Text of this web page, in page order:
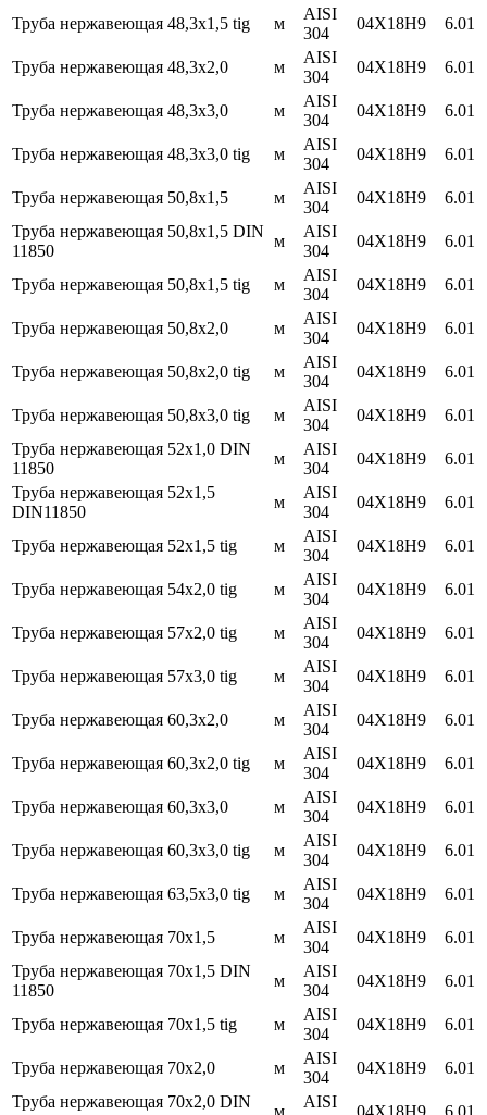
Труба нержавеющая 48,3х1,5 tig м
AISI
304
04Х18Н9 6.01
Труба нержавеющая 48,3х2,0 м
AISI
304
04Х18Н9 6.01
Труба нержавеющая 48,3х3,0 м
AISI
304
04Х18Н9 6.01
Труба нержавеющая 48,3х3,0 tig м
AISI
304
04Х18Н9 6.01
Труба нержавеющая 50,8х1,5 м
AISI
304
04Х18Н9
6.01
Труба нержавеющая 50,8х1,5 DIN
11850
м
AISI
304
04Х18Н9 6.01
Труба нержавеющая 50,8х1,5 tig м
AISI
304
04Х18Н9 6.01
Труба нержавеющая 50,8х2,0 м
AISI
304
04Х18Н9 6.01
Труба нержавеющая 50,8х2,0 tig м
AISI
304
04Х18Н9 6.01
Труба нержавеющая 50,8х3,0 tig м
AISI
304
04Х18Н9
6.01
Труба нержавеющая 52х1,0 DIN
11850
м
AISI
304
04Х18Н9
6.01
Труба нержавеющая 52х1,5
DIN11850
м
AISI
304
04Х18Н9 6.01
Труба нержавеющая 52х1,5 tig м
AISI
304
04Х18Н9 6.01
Труба нержавеющая 54х2,0 tig м
AISI
304
04Х18Н9 6.01
Труба нержавеющая 57х2,0 tig м
AISI
304
04Х18Н9 6.01
Труба нержавеющая 57х3,0 tig м
AISI
304
04Х18Н9 6.01
Труба нержавеющая 60,3х2,0 м
AISI
304
04Х18Н9 6.01
Труба нержавеющая 60,3х2,0 tig м
AISI
304
04Х18Н9 6.01
Труба нержавеющая 60,3х3,0 м
AISI
304
04Х18Н9 6.01
Труба нержавеющая 60,3х3,0 tig м
AISI
304
04Х18Н9 6.01
Труба нержавеющая 63,5х3,0 tig м
AISI
304
04Х18Н9 6.01
Труба нержавеющая 70х1,5 м
AISI
304
04Х18Н9
6.01
Труба нержавеющая 70х1,5 DIN
11850
м
AISI
304
04Х18Н9 6.01
Труба нержавеющая 70х1,5 tig м
AISI
304
04Х18Н9 6.01
Труба нержавеющая 70х2,0 м
AISI
304
04Х18Н9
6.01
Труба нержавеющая 70х2,0 DIN
м
AISI
04Х18Н9 6.01